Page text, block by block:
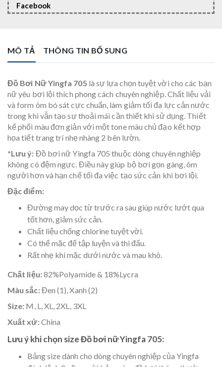
Facebook
MÔ TẢ THÔNG TIN BỔ SUNG
Đồ Bơi Nữ Yingfa 705 là sự lựa chọn tuyệt vời cho các bạn
nữ yêu bơi lội thích phong cách chuyên nghiệp. Chất liệu vải
và form ôm bó sát cực chuẩn, làm giảm tối đa lực cản nước
trong khi vẫn tạo sự thoải mái cần thiết khi sử dụng. Thiết
kế phối màu đơn giản với một tone màu chủ đạo kết hợp
họa tiết trang trí nhẹ nhàng 2 bên lườn.
*Lưu ý: Đồ bơi nữ Yingfa 705 thuộc dòng chuyên nghiệp
không có đệm ngực. Điều này giúp bộ bơi gọn gàng, ôm
người hơn và hạn chế tối đa việc tạo sức cản khi bơi lội.
Đặc điểm:
Đường may dọc từ trước ra sau giúp nước lướt qua
tốt hơn, giảm sức cản.
Chất liệu chống chlorine tuyệt vời.
Có thể mặc để tập luyện và thi đấu.
Rất nhẹ khi mặc dưới nước và mau khô.
Chất liệu:82%Polyamide & 18%Lycra
Màu sắc:Đen (1), Xanh (2)
Size: M, L, XL, 2XL, 3XL
Xuất xứ:China
Lưu ý khi chọn size Đồ bơi nữ Yingfa 705:
Bảng size dành cho dòng chuyên nghiệp của Yingfa